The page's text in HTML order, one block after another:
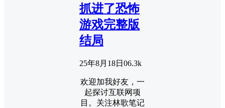
抓进了恐怖
游戏完整版
结局
25年8月18日 06.3k
欢迎加我好友，一
起探讨互联网项
目。关注林歌笔记